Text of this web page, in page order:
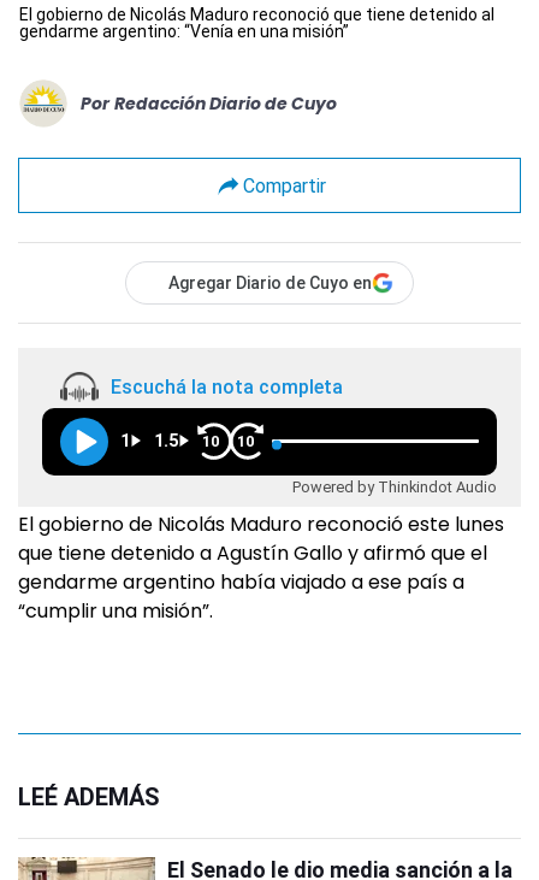
El gobierno de Nicolás Maduro reconoció que tiene detenido al
gendarme argentino: “Venía en una misión”
Por Redacción Diario de Cuyo
Compartir
Agregar Diario de Cuyo en
Escuchá la nota completa
1 1.5 10 10
Powered by Thinkindot Audio
El gobierno de Nicolás Maduro reconoció este lunes
que tiene detenido a Agustín Gallo y afirmó que el
gendarme argentino había viajado a ese país a
“cumplir una misión”.
LEÉ ADEMÁS
El Senado le dio media sanción a la